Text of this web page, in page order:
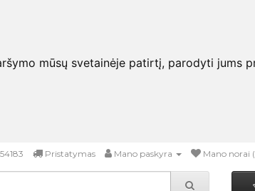
mūsų svetainėje patirtį, parodyti jums
Pristatymas Mano paskyra Mano norai